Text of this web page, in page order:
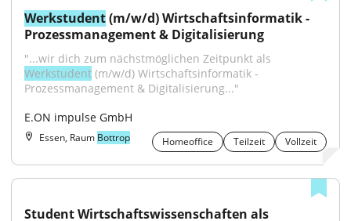
Werkstudent (m/w/d) Wirtschaftsinformatik -
Prozessmanagement & Digitalisierung
Werkstudent (m/w/d) Wirtschaftsinformatik -
Prozessmanagement & Digitalisierung..."
E.ON impulse GmbH
Essen, Raum Bottrop Homeoffice Teilzeit Vollzeit